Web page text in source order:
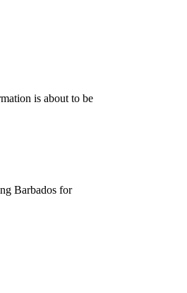
is about to be
Barbados for